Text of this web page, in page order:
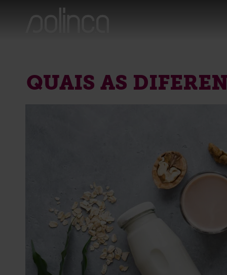
QUAIS AS